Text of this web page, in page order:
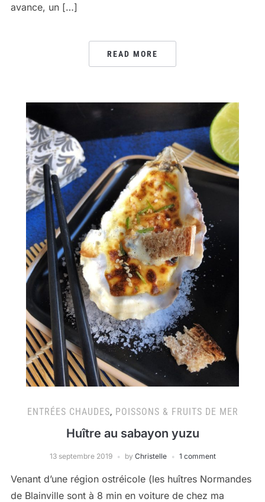
avance, un […]
READ MORE
ENTRÉES CHAUDES, POISSONS & FRUITS DE MER
Huître au sabayon yuzu
13 septembre 2019 by Christelle 1 comment
Venant d’une région ostréicole (les huîtres Normandes
de Blainville sont à 8 min en voiture de chez ma